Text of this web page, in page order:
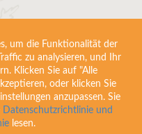
um die Funktionalität der
zu analysieren, und Ihr
Klicken Sie auf "Alle
oder klicken Sie
anzupassen. Sie
Datenschutzrichtlinie und
lesen.
richtet sich